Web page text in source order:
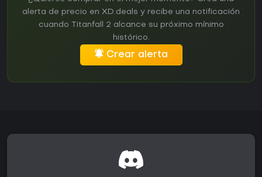
alerta de precio en XD.deals y recibe una notificación
cuando Titanfall 2 alcance su próximo mínimo
histórico.
Crear alerta